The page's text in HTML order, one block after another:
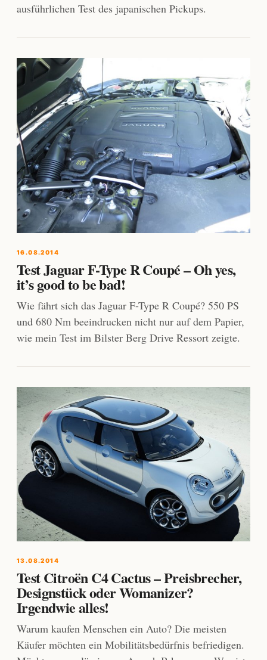
ausführlichen Test des japanischen Pickups.
16.08.2014
Test Jaguar F-Type R Coupé – Oh yes,
it’s good to be bad!
Wie fährt sich das Jaguar F-Type R Coupé? 550 PS
und 680 Nm beeindrucken nicht nur auf dem Papier,
wie mein Test im Bilster Berg Drive Ressort zeigte.
13.08.2014
Test Citroën C4 Cactus – Preisbrecher,
Designstück oder Womanizer?
Irgendwie alles!
Warum kaufen Menschen ein Auto? Die meisten
Käufer möchten ein Mobilitätsbedürfnis befriedigen.